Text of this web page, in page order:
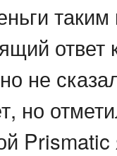
ответ
не
но